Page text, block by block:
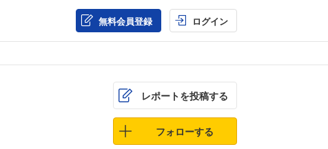
無料会員登録 ログイン
レポートを投稿する
フォローする